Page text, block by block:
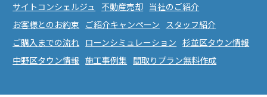
サイトコンシェルジュ
不動産売却 当社のご紹介
お客様とのお約束
ご紹介キャンペーン スタッフ紹介
ご購入までの流れ ローンシミュレーション 杉並区タウン情報
中野区タウン情報 施工事例集 間取りプラン無料作成